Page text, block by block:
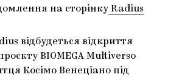
на сторінку Radius
відбудеться відкриття
BIOMEGA Multiverso
Косімо Венеціано під